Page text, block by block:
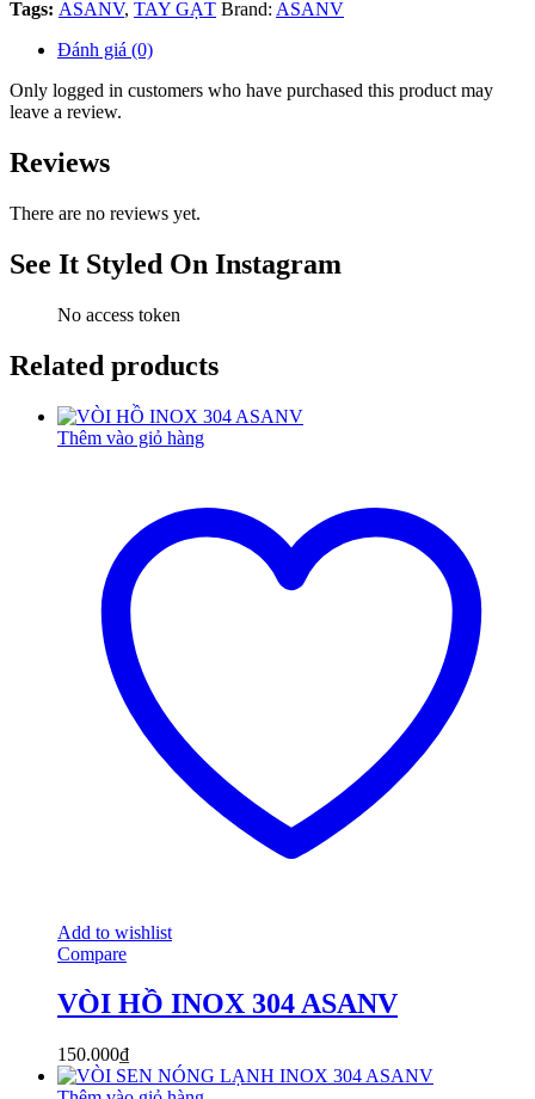
Tags: ASANV, TAY GẠT Brand: ASANV
Đánh giá (0)
Only logged in customers who have purchased this product may
leave a review.
Reviews
There are no reviews yet.
See It Styled On Instagram
No access token
Related products
Thêm vào giỏ hàng
Add to wishlist
Compare
VÒI HỒ INOX 304 ASANV
150.000₫